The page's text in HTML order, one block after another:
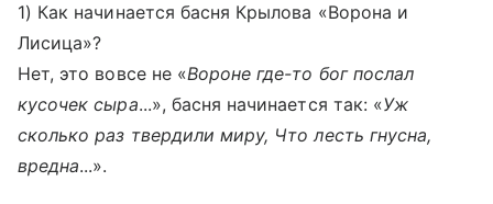
1) Как начинается басня Крылова «Ворона и
Лисица»?
Нет, это вовсе не «Вороне где-то бог послал
кусочек сыра...», басня начинается так: «Уж
сколько раз твердили миру, Что лесть гнусна,
вредна...».